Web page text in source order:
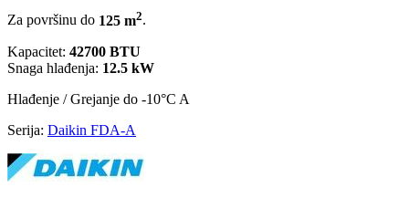
Za površinu do 125 m2.
Kapacitet: 42700 BTU
Snaga hlađenja: 12.5 kW
Hlađenje / Grejanje do -10°C A
Serija: Daikin FDA-A